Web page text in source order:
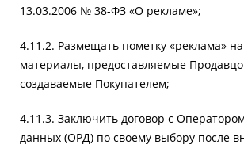
13.03.2006 № 38-ФЗ «О рекламе»;
4.11.2. Размещать пометку «реклама»
материалы, предоставляемые
создаваемые Покупателем;
4.11.3. Заключить договор с
данных (ОРД) по своему выбору после